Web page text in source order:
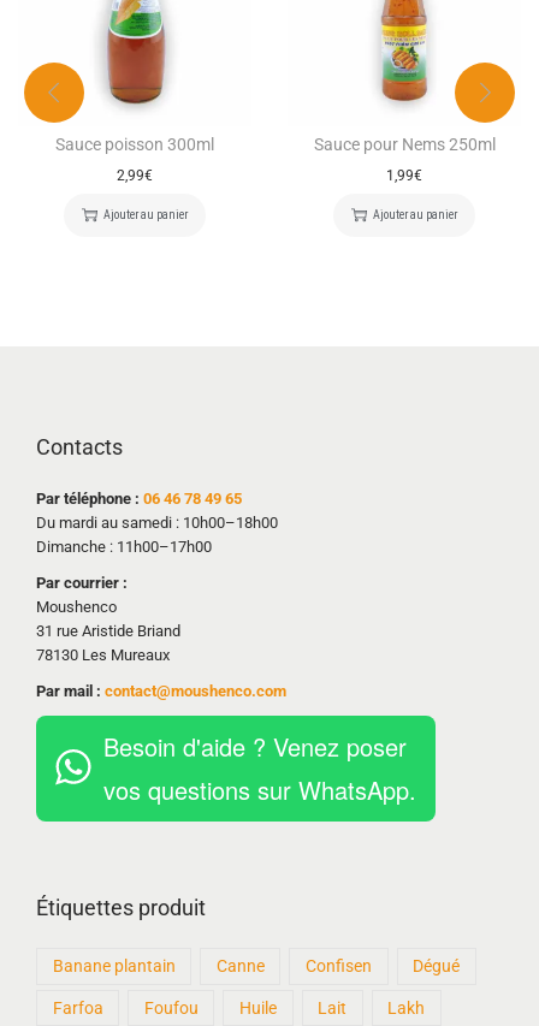
Sauce poisson 300ml
2,99€
Ajouter au panier
Sauce pour Nems 250ml
1,99€
Ajouter au panier
Contacts
Par téléphone : 06 46 78 49 65
Du mardi au samedi : 10h00–18h00
Dimanche : 11h00–17h00
Par courrier :
Moushenco
31 rue Aristide Briand
78130 Les Mureaux
Par mail : contact@moushenco.com
Besoin d'aide ? Venez poser
vos questions sur WhatsApp.
Étiquettes produit
Banane plantain Canne Confisen Dégué
Farfoa Foufou Huile Lait Lakh